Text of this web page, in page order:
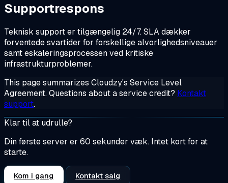
Supportrespons
Teknisk support er tilgængelig 24/7. SLA dækker
forventede svartider for forskellige alvorlighedsniveauer
samt eskaleringsprocessen ved kritiske
infrastrukturproblemer.
This page summarizes Cloudzy's Service Level
Agreement. Questions about a service credit? Kontakt
support.
Klar til at udrulle?
Din første server er 60 sekunder væk. Intet kort for at
starte.
Kom i gang Kontakt salg